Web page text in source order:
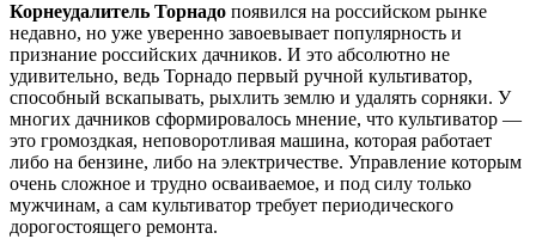
Корнеудалитель Торнадо появился на российском рынке
недавно, но уже уверенно завоевывает популярность и
признание российских дачников. И это абсолютно не
удивительно, ведь Торнадо первый ручной культиватор,
способный вскапывать, рыхлить землю и удалять сорняки. У
многих дачников сформировалось мнение, что культиватор —
это громоздкая, неповоротливая машина, которая работает
либо на бензине, либо на электричестве. Управление которым
очень сложное и трудно осваиваемое, и под силу только
мужчинам, а сам культиватор требует периодического
дорогостоящего ремонта.